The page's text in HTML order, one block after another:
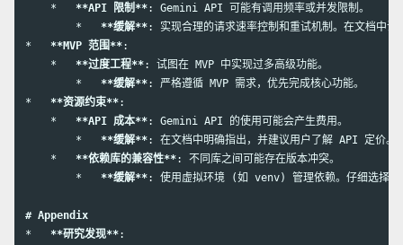
    *
**API 限制**
        *
**缓解**
*
**MVP 范围**
    *
**过度工程**
        *
**缓解**
*
**资源约束**
    *
**API 成本**
        *
**缓解**
    *
**依赖库的兼容性**
        *
**缓解**: 使用虚拟环境 (如 venv) 管理依赖。仔细选择
# Appendix
*
**研究发现**